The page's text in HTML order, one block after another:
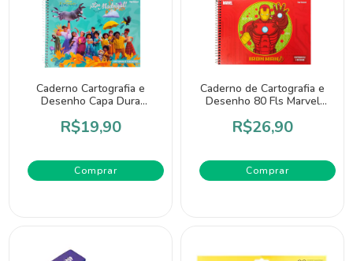
Caderno Cartografia e
Desenho Capa Dura
R$19,90
Comprar
Caderno de Cartografia e
Desenho 80 Fls Marvel
R$26,90
Comprar